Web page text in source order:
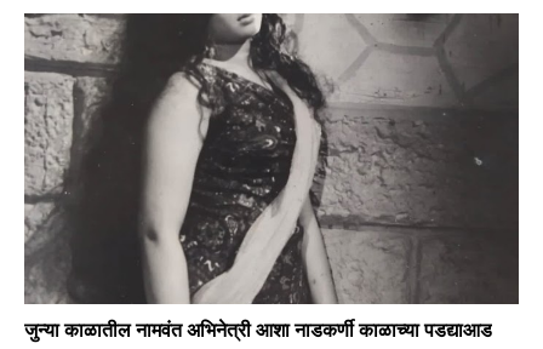
जुन्या काळातील नामवंत अभिनेत्री आशा नाडकर्णी काळाच्या पडद्याआड